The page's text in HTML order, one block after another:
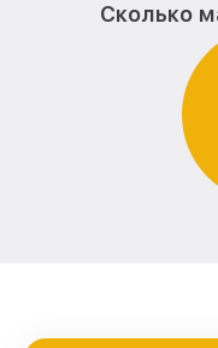
Сколько